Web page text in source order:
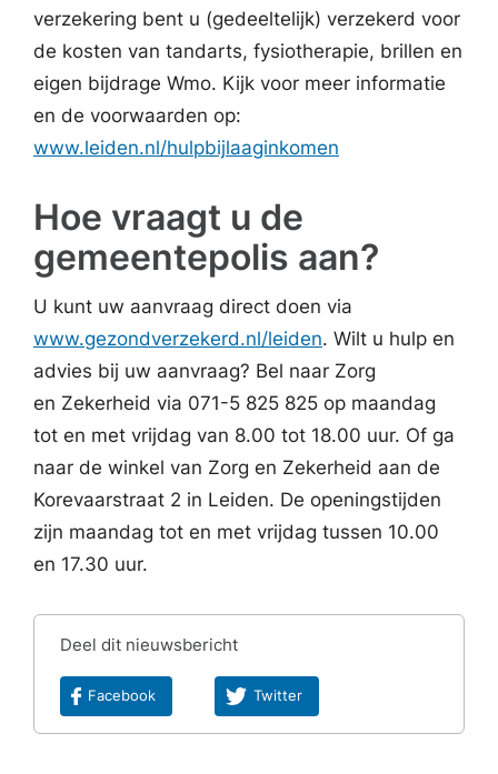
verzekering bent u (gedeeltelijk) verzekerd voor
de kosten van tandarts, fysiotherapie, brillen en
eigen bijdrage Wmo. Kijk voor meer informatie
en de voorwaarden op:
www.leiden.nl/hulpbijlaaginkomen
Hoe vraagt u de
gemeentepolis aan?
U kunt uw aanvraag direct doen via
www.gezondverzekerd.nl/leiden. Wilt u hulp en
advies bij uw aanvraag? Bel naar Zorg
en Zekerheid via 071-5 825 825 op maandag
tot en met vrijdag van 8.00 tot 18.00 uur. Of ga
naar de winkel van Zorg en Zekerheid aan de
Korevaarstraat 2 in Leiden. De openingstijden
zijn maandag tot en met vrijdag tussen 10.00
en 17.30 uur.
Deel dit nieuwsbericht
Facebook Twitter